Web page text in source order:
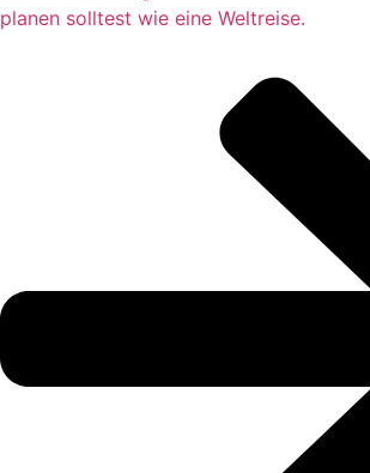
planen solltest wie eine Weltreise.